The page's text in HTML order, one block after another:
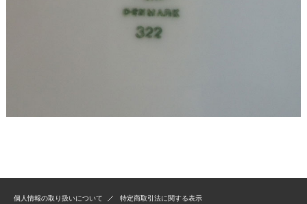
個人情報の取り扱いについて 特定商取引法に関する表示